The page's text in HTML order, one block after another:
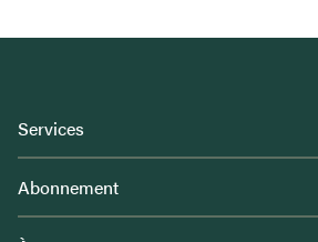
Services
Abonnement